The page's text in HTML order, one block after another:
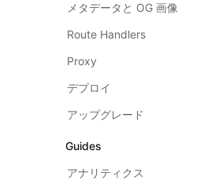
メタデータと OG 画像
Route Handlers
Proxy
デプロイ
アップグレード
Guides
アナリティクス